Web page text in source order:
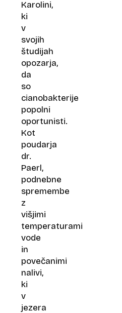
Karolini,
ki
v
svojih
študijah
opozarja,
da
so
cianobakterije
popolni
oportunisti.
Kot
poudarja
dr.
Paerl,
podnebne
spremembe
z
višjimi
temperaturami
vode
in
povečanimi
nalivi,
ki
v
jezera